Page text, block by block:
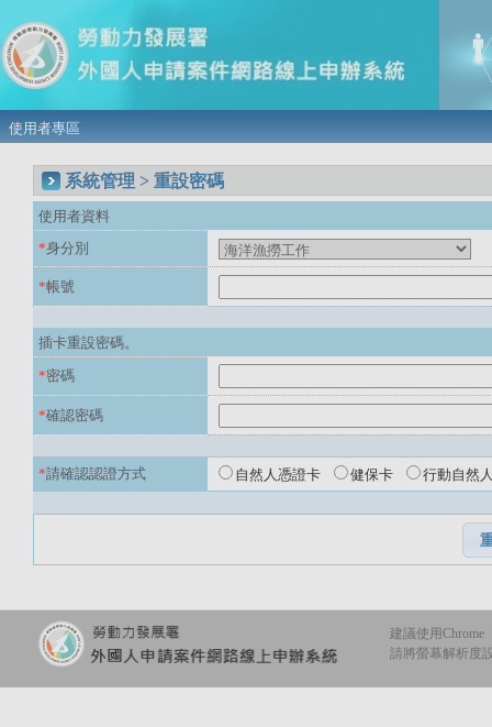
使用者專區
系統管理 > 重設密碼
使用者資料
*身分別
*帳號
插卡重設密碼。
*密碼
*確認密碼
*請確認認證方式 自然人憑證卡 健保卡 行動自然
建議使用Chrome
請將螢幕解析度